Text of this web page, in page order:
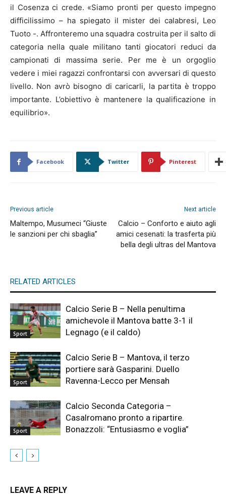
il Cosenza ci crede. «Siamo pronti per questo impegno
difficilissimo – ha spiegato il mister dei calabresi, Leo
Tuoto -. Affronteremo una squadra costruita per il salto di
categoria nella quale militano tanti giocatori reduci da
campionati di massima serie. Per me è un orgoglio
vedere i miei ragazzi confrontarsi con avversari di questo
livello. Non avrò bisogno di caricarli, la partita è troppo
importante. L’obiettivo è mantenere la qualificazione in
equilibrio».
Facebook Twitter Pinterest
Previous article
Maltempo, Musumeci “Giuste
le sanzioni per chi sbaglia”
Next article
Calcio – Conforto e aiuto agli
amici cesenati: la trasferta più
bella degli ultras del Mantova
RELATED ARTICLES
Sport
Calcio Serie B – Nella penultima
amichevole il Mantova batte 3-1 il
Legnago (e il caldo)
Sport
Calcio Serie B – Mantova, il terzo
portiere sarà Gasparini. Duello
Ravenna-Lecco per Mensah
Sport
Calcio Seconda Categoria –
Casalromano pronto a ripartire.
Bonazzoli: “Entusiasmo e voglia”
LEAVE A REPLY